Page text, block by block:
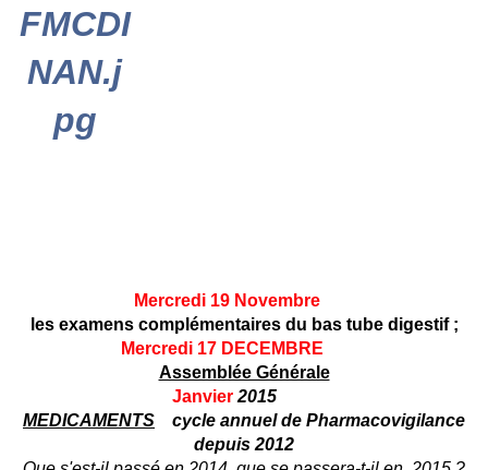
Mercredi 19 Novembre
les examens complémentaires du bas tube digestif ;
Mercredi 17 DECEMBRE
Assemblée Générale
Janvier 2015
MEDICAMENTS cycle annuel de Pharmacovigilance
depuis 2012